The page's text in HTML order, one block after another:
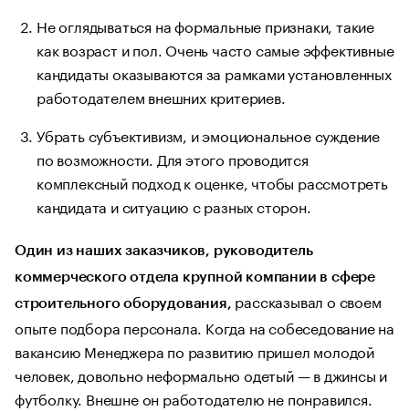
Не оглядываться на формальные признаки, такие
как возраст и пол. Очень часто самые эффективные
кандидаты оказываются за рамками установленных
работодателем внешних критериев.
Убрать субъективизм, и эмоциональное суждение
по возможности. Для этого проводится
комплексный подход к оценке, чтобы рассмотреть
кандидата и ситуацию с разных сторон.
Один из наших заказчиков, руководитель
коммерческого отдела крупной компании в сфере
строительного оборудования, рассказывал о своем
опыте подбора персонала. Когда на собеседование на
вакансию Менеджера по развитию пришел молодой
человек, довольно неформально одетый — в джинсы и
футболку. Внешне он работодателю не понравился.